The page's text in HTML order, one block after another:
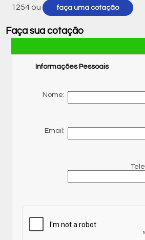
1254 ou faça uma cotação
Faça sua cotação
Informações Pessoais
Nome:
Email: